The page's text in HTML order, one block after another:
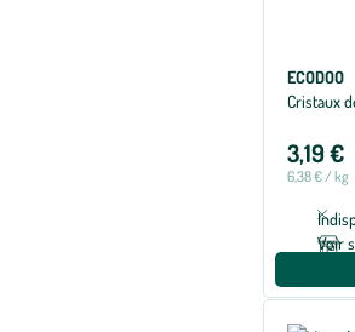
ECODOO
Cristaux
3,19 €
6,38 € / kg
Voir